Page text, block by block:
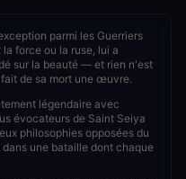
parmi les Guerriers
force ou la ruse, lui a
sur la beauté — et rien n'est
de sa mort une œuvre.
légendaire avec
évocateurs de Saint Seiya
philosophies opposées du
une bataille dont chaque